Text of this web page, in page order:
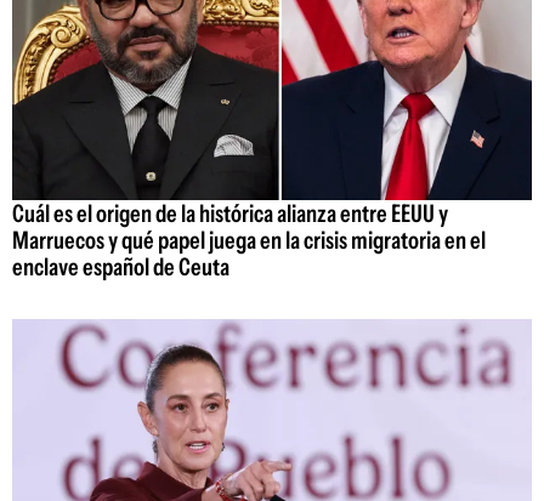
Cuál es el origen de la histórica alianza entre EEUU y
Marruecos y qué papel juega en la crisis migratoria en el
enclave español de Ceuta